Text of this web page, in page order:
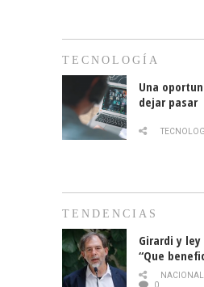
TECNOLOGÍA
Una
dejar pasar
TENDENCIAS
Girardi y
“Que
no legalice
NACIONAL
0